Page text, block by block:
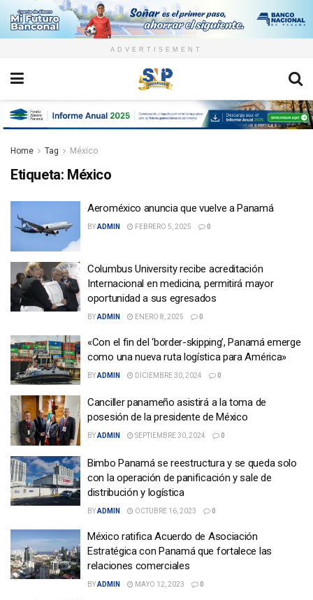
ADVERTISEMENT
Home Tag México
Etiqueta: México
Aeroméxico anuncia que vuelve a Panamá
BYADMIN FEBRERO 5, 2025 0
Columbus University recibe acreditación
Internacional en medicina, permitirá mayor
oportunidad a sus egresados
BYADMIN ENERO 8, 2025 0
«Con el fin del ‘border-skipping’, Panamá emerge
como una nueva ruta logística para América»
BYADMIN DICIEMBRE 30, 2024 0
Canciller panameño asistirá a la toma de
posesión de la presidente de México
BYADMIN SEPTIEMBRE 30, 2024 0
Bimbo Panamá se reestructura y se queda solo
con la operación de panificación y sale de
distribución y logística
BYADMIN OCTUBRE 16, 2023 0
México ratifica Acuerdo de Asociación
Estratégica con Panamá que fortalece las
relaciones comerciales
BYADMIN MAYO 12, 2023 0